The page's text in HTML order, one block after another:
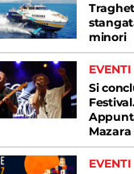
minori
EVENTI
Si
EVENTI